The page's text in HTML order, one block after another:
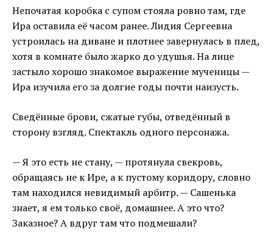
Непочатая коробка с супом стояла ровно там, где
Ира оставила её часом ранее. Лидия Сергеевна
устроилась на диване и плотнее завернулась в плед,
хотя в комнате было жарко до удушья. На лице
застыло хорошо знакомое выражение мученицы —
Ира изучила его за долгие годы почти наизусть.
Сведённые брови, сжатые губы, отведённый в
сторону взгляд. Спектакль одного персонажа.
— Я это есть не стану, — протянула свекровь,
обращаясь не к Ире, а к пустому коридору, словно
там находился невидимый арбитр. — Сашенька
знает, я ем только своё, домашнее. А это что?
Заказное? А вдруг там что подмешали?